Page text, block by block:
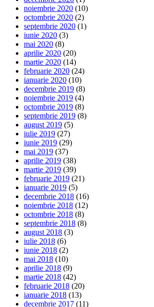
noiembrie 2020 (10)
octombrie 2020 (2)
septembrie 2020 (1)
iunie 2020 (3)
mai 2020 (8)
aprilie 2020 (20)
martie 2020 (14)
februarie 2020 (24)
ianuarie 2020 (10)
decembrie 2019 (8)
noiembrie 2019 (4)
octombrie 2019 (8)
septembrie 2019 (8)
august 2019 (5)
iulie 2019 (27)
iunie 2019 (29)
mai 2019 (37)
aprilie 2019 (38)
martie 2019 (39)
februarie 2019 (21)
ianuarie 2019 (5)
decembrie 2018 (16)
noiembrie 2018 (12)
octombrie 2018 (8)
septembrie 2018 (8)
august 2018 (3)
iulie 2018 (6)
iunie 2018 (2)
mai 2018 (10)
aprilie 2018 (9)
martie 2018 (42)
februarie 2018 (20)
ianuarie 2018 (13)
decembrie 2017 (11)